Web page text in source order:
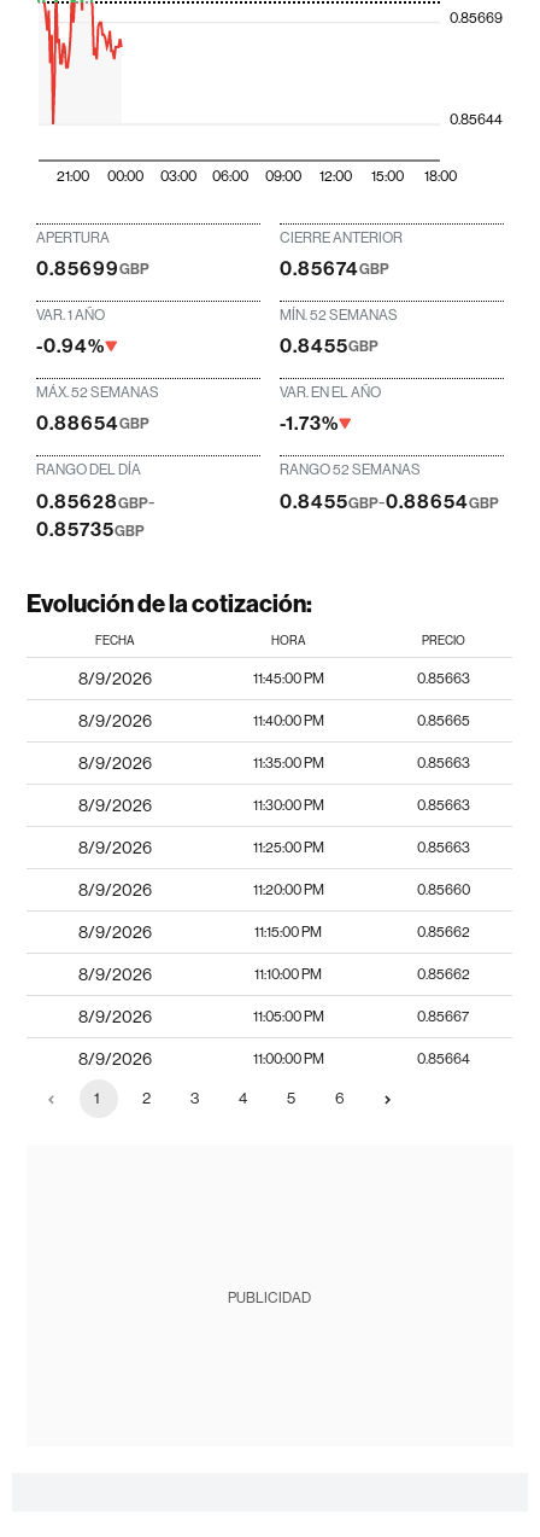
21:00 00:00 03:00 06:00 09:00 12:00 15:00 18:00
0.85644
0.85669
APERTURA
0.85699GBP
CIERRE ANTERIOR
0.85674GBP
VAR. 1 AÑO
-0.94%
MÍN. 52 SEMANAS
0.8455GBP
MÁX. 52 SEMANAS
0.88654GBP
VAR. EN EL AÑO
-1.73%
RANGO DEL DÍA
0.85628GBP-
0.85735GBP
RANGO 52 SEMANAS
0.8455GBP-0.88654GBP
Evolución de la cotización:
FECHA HORA PRECIO
8/9/2026 11:45:00 PM 0.85663
8/9/2026 11:40:00 PM 0.85665
8/9/2026 11:35:00 PM 0.85663
8/9/2026 11:30:00 PM 0.85663
8/9/2026 11:25:00 PM 0.85663
8/9/2026 11:20:00 PM 0.85660
8/9/2026 11:15:00 PM 0.85662
8/9/2026 11:10:00 PM 0.85662
8/9/2026 11:05:00 PM 0.85667
8/9/2026 11:00:00 PM 0.85664
1 2 3 4 5 6
PUBLICIDAD